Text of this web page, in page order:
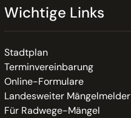
Wichtige Links
Stadtplan
Terminvereinbarung
Online-Formulare
Landesweiter Mängelmelder
Für Radwege-Mängel